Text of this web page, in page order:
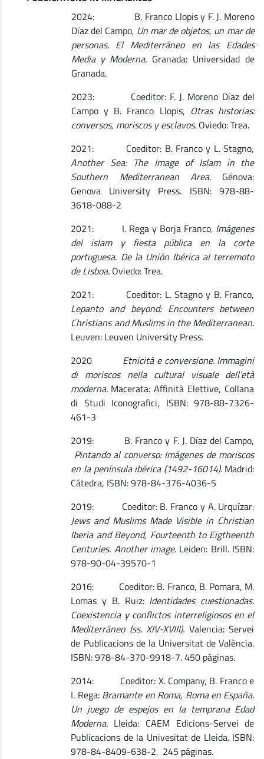
2024: B. Franco Llopis y F. J. Moreno
Díaz del Campo, Un mar de objetos, un mar de
personas. El Mediterráneo en las Edades
Media y Moderna. Granada: Universidad de
Granada.
2023: Coeditor: F. J. Moreno Díaz del
Campo y B. Franco Llopis, Otras historias:
conversos, moriscos y esclavos. Oviedo: Trea.
2021: Coeditor: B. Franco y L. Stagno,
Another Sea: The Image of Islam in the
Southern Mediterranean Area. Génova:
Genova University Press. ISBN: 978-88-
3618-088-2
2021: I. Rega y Borja Franco, Imágenes
del islam y fiesta pública en la corte
portuguesa. De la Unión Ibérica al terremoto
de Lisboa. Oviedo: Trea.
2021: Coeditor: L. Stagno y B. Franco,
Lepanto and beyond: Encounters between
Christians and Muslims in the Mediterranean.
Leuven: Leuven University Press.
2020 Etnicità e conversione. Immagini
di moriscos nella cultural visuale dell’età
moderna. Macerata: Affinità Elettive, Collana
di Studi Iconografici, ISBN: 978-88-7326-
461-3
2019: B. Franco y F. J. Díaz del Campo,
Pintando al converso: Imágenes de moriscos
en la península ibérica (1492-16014). Madrid:
Cátedra, ISBN: 978-84-376-4036-5
2019: Coeditor: B. Franco y A. Urquízar:
Jews and Muslims Made Visible in Christian
Iberia and Beyond, Fourteenth to Eigtheenth
Centuries. Another image. Leiden: Brill. ISBN:
978-90-04-39570-1
2016: Coeditor: B. Franco, B. Pomara, M.
Lomas y B. Ruiz: Identidades cuestionadas.
Coexistencia y conflictos interreligiosos en el
Mediterráneo (ss. XIV-XVIII).Valencia: Servei
de Publicacions de la Universitat de València.
ISBN: 978-84-370-9918-7. 450 páginas.
2014: Coeditor: X. Company, B. Franco e
I. Rega: Bramante en Roma, Roma en España.
Un juego de espejos en la temprana Edad
Moderna. Lleida: CAEM Edicions-Servei de
Publicacions de la Univesitat de Lleida. ISBN:
978-84-8409-638-2. 245 páginas.